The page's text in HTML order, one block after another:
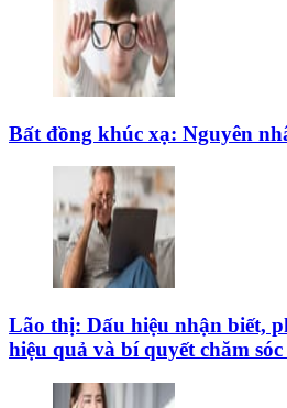
Bất đồng khúc xạ: Nguyên
Lão thị: Dấu hiệu nhận biết,
hiệu quả và bí quyết chăm